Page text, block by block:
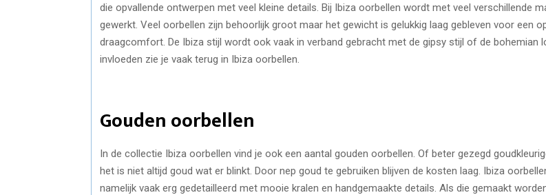
die opvallende ontwerpen met veel kleine details. Bij Ibiza oorbellen wordt met veel verschillende
gewerkt. Veel oorbellen zijn behoorlijk groot maar het gewicht is gelukkig laag gebleven voor een
draagcomfort. De Ibiza stijl wordt ook vaak in verband gebracht met de gipsy stijl of de bohemian
invloeden zie je vaak terug in Ibiza oorbellen.
Gouden oorbellen
In de collectie Ibiza oorbellen vind je ook een aantal gouden oorbellen. Of beter gezegd
het is niet altijd goud wat er blinkt. Door nep goud te gebruiken blijven de kosten laag. Ibiza
namelijk vaak erg gedetailleerd met mooie kralen en handgemaakte details. Als die gemaakt